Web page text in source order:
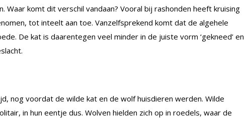
Waar komt dit verschil vandaan? Vooral bij rashonden heeft kruising
tot inteelt aan toe. Vanzelfsprekend komt dat de algehele
De kat is daarentegen veel minder in de juiste vorm ‘gekneed’ en
nog voordat de wilde kat en de wolf huisdieren werden. Wilde
in hun eentje dus. Wolven hielden zich op in roedels, waar de